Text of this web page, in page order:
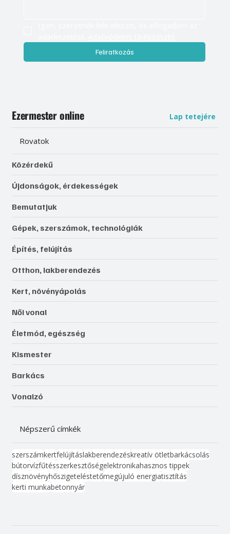
Feliratkozás
Ezermester online Lap tetejére
Rovatok
Közérdekű
Újdonságok, érdekességek
Bemutatjuk
Gépek, szerszámok, technológiák
Építés, felújítás
Otthon, lakberendezés
Kert, növényápolás
Női vonal
Életmód, egészség
Kismester
Barkács
Vonalzó
Népszerű címkék
szerszámkertfelújításlakberendezéskreatív ötletbarkácsolás
bútorvízfűtésszerkesztőségelektronikahasznos tippek
dísznövényhőszigeteléstetőmegújuló energiatisztítás
kerti munkabetonnyár